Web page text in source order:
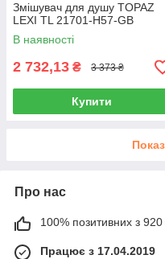
Змішувач для душу TOPAZ
LEXI TL 21701-H57-GB
В наявності
2 732,13 ₴ 3 373 ₴
Купити
Про нас
100% позитивних з 920
Працює з 17.04.2019